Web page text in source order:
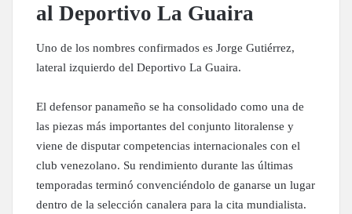
al Deportivo La Guaira
Uno de los nombres confirmados es Jorge Gutiérrez,
lateral izquierdo del Deportivo La Guaira.
El defensor panameño se ha consolidado como una de
las piezas más importantes del conjunto litoralense y
viene de disputar competencias internacionales con el
club venezolano. Su rendimiento durante las últimas
temporadas terminó convenciéndolo de ganarse un lugar
dentro de la selección canalera para la cita mundialista.